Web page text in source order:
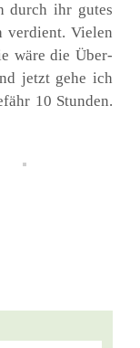
durch ihr gutes
ver­dient. Vie­len
wäre die Über­
jetzt gehe ich
10 Stun­den.